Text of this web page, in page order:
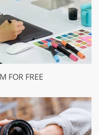
FOR FREE